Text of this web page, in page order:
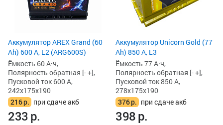
Аккумулятор AREX Grand (60
Ah) 600 А, L2 (ARG600S)
Ёмкость 60 А·ч,
Полярность обратная [- +],
Пусковой ток 600 А,
242x175x190
216р. при сдаче акб
233р.
Аккумулятор Unicorn Gold (77
Ah) 850 А, L3
Ёмкость 77 А·ч,
Полярность обратная [- +],
Пусковой ток 850 А,
278x175x190
376р. при сдаче акб
398р.